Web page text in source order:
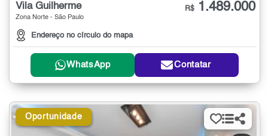
Vila Guilherme
Zona Norte - São Paulo
Endereço no círculo do mapa
R$ 1.489.000
WhatsApp Contatar
Oportunidade